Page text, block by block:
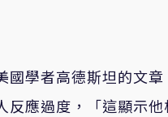
國學者高德斯坦的文
反應過度，「這顯示